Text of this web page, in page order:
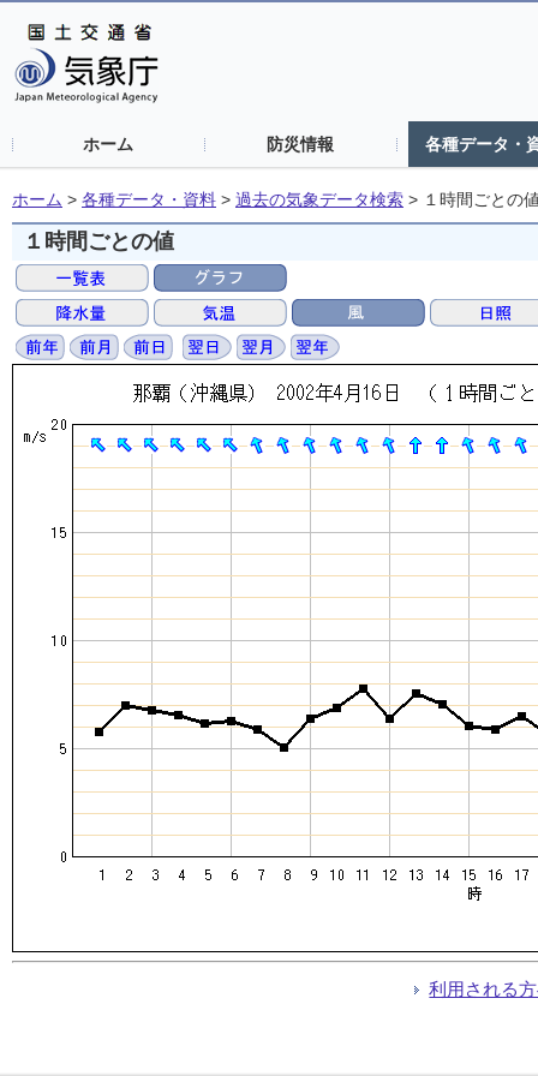
ホーム 防災情報 各種データ・
ホーム > 各種データ・資料 > 過去の気象データ検索 > １時間ごとの
１時間ごとの値
利用される